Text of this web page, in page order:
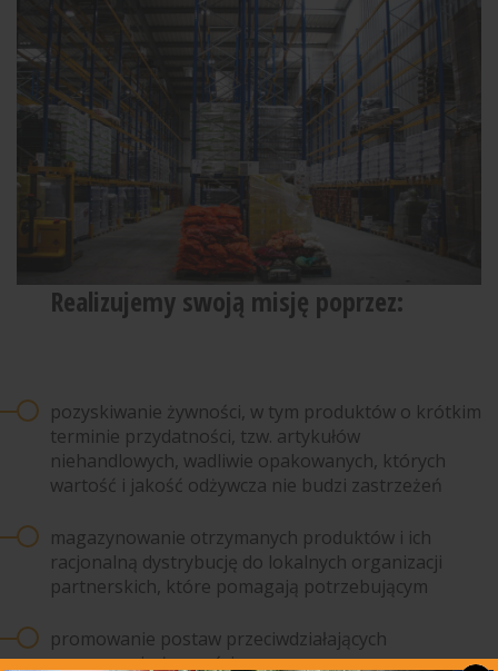
Realizujemy swoją misję poprzez:
pozyskiwanie żywności, w tym produktów o krótkim
terminie przydatności, tzw. artykułów
niehandlowych, wadliwie opakowanych, których
wartość i jakość odżywcza nie budzi zastrzeżeń
magazynowanie otrzymanych produktów i ich
racjonalną dystrybucję do lokalnych organizacji
partnerskich, które pomagają potrzebującym
promowanie postaw przeciwdziałających
marnowaniu żywności